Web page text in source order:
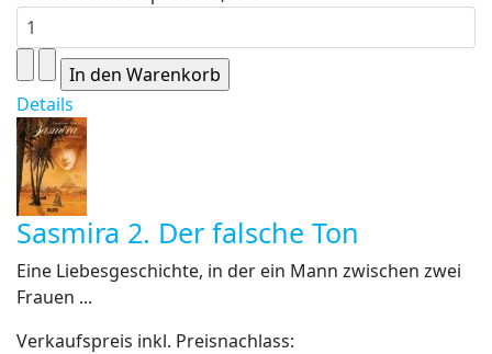
Details
Sasmira 2. Der falsche Ton
Eine Liebesgeschichte, in der ein Mann zwischen zwei
Frauen ...
Verkaufspreis inkl. Preisnachlass: